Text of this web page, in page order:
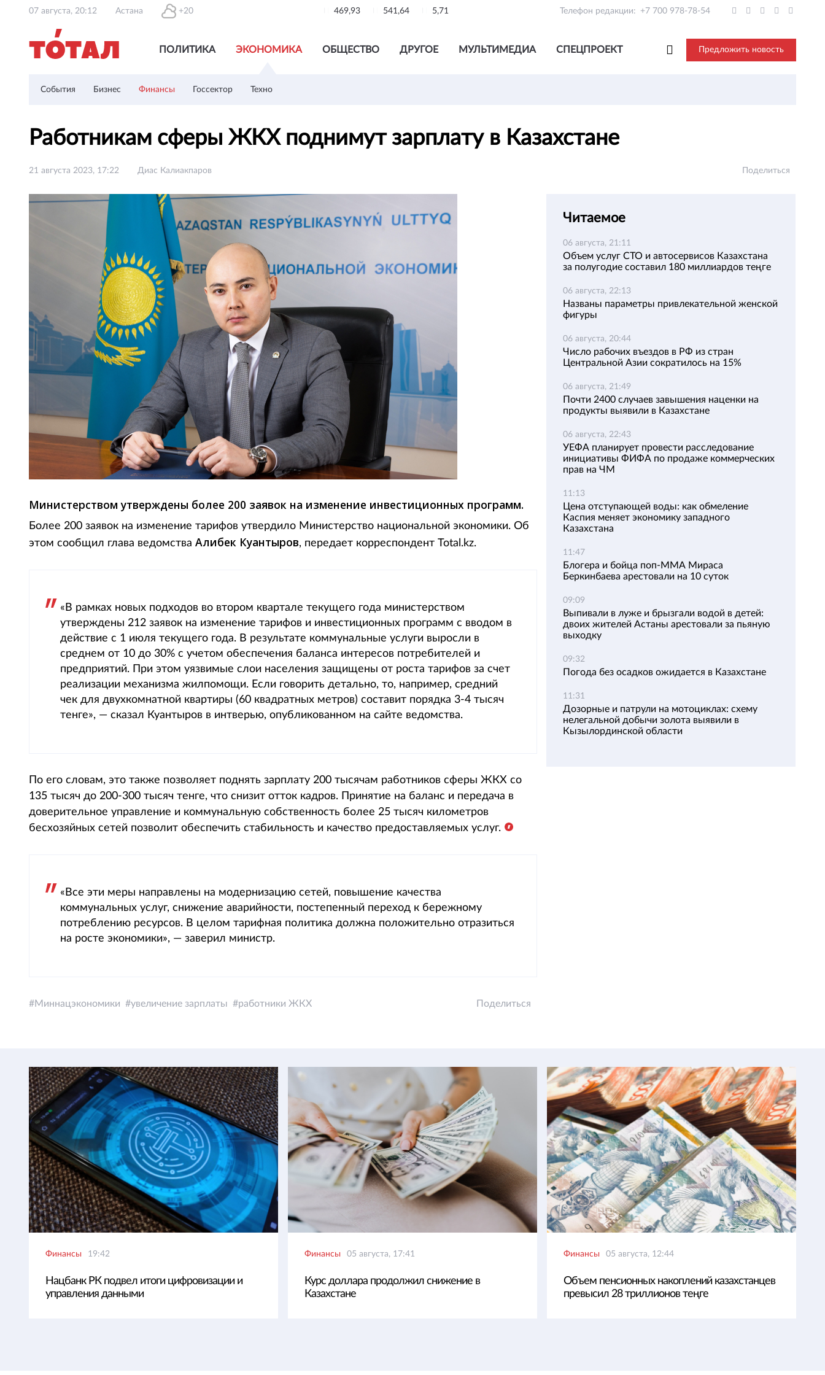
07 августа, 20:12 Астана +20 469,93 541,64 5,71 Телефон редакции: +7 700 978-78-54
ПОЛИТИКА ЭКОНОМИКА ОБЩЕСТВО ДРУГОЕ МУЛЬТИМЕДИА СПЕЦПРОЕКТ Предложить новость
События Бизнес Финансы Госсектор Техно
Работникам сферы ЖКХ поднимут зарплату в Казахстане
21 августа 2023, 17:22 Диас Калиакпаров Поделиться
Министерством утверждены более 200 заявок на изменение инвестиционных программ.
Более 200 заявок на изменение тарифов утвердило Министерство национальной экономики. Об
этом сообщил глава ведомства Алибек Куантыров, передает корреспондент Total.kz.
«В рамках новых подходов во втором квартале текущего года министерством
утверждены 212 заявок на изменение тарифов и инвестиционных программ с вводом в
действие с 1 июля текущего года. В результате коммунальные услуги выросли в
среднем от 10 до 30% с учетом обеспечения баланса интересов потребителей и
предприятий. При этом уязвимые слои населения защищены от роста тарифов за счет
реализации механизма жилпомощи. Если говорить детально, то, например, средний
чек для двухкомнатной квартиры (60 квадратных метров) составит порядка 3-4 тысяч
тенге», — сказал Куантыров в интверью, опубликованном на сайте ведомства.
По его словам, это также позволяет поднять зарплату 200 тысячам работников сферы ЖКХ со
135 тысяч до 200-300 тысяч тенге, что снизит отток кадров. Принятие на баланс и передача в
доверительное управление и коммунальную собственность более 25 тысяч километров
бесхозяйных сетей позволит обеспечить стабильность и качество предоставляемых услуг.
«Все эти меры направлены на модернизацию сетей, повышение качества
коммунальных услуг, снижение аварийности, постепенный переход к бережному
потреблению ресурсов. В целом тарифная политика должна положительно отразиться
на росте экономики», — заверил министр.
Миннацэкономики увеличение зарплаты работники ЖКХ Поделиться
Читаемое
06 августа, 21:11
Объем услуг СТО и автосервисов Казахстана
за полугодие составил 180 миллиардов теңге
06 августа, 22:13
Названы параметры привлекательной женской
фигуры
06 августа, 20:44
Число рабочих въездов в РФ из стран
Центральной Азии сократилось на 15%
06 августа, 21:49
Почти 2400 случаев завышения наценки на
продукты выявили в Казахстане
06 августа, 22:43
УЕФА планирует провести расследование
инициативы ФИФА по продаже коммерческих
прав на ЧМ
11:13
Цена отступающей воды: как обмеление
Каспия меняет экономику западного
Казахстана
11:47
Блогера и бойца поп-ММА Мираса
Беркинбаева арестовали на 10 суток
09:09
Выпивали в луже и брызгали водой в детей:
двоих жителей Астаны арестовали за пьяную
выходку
09:32
Погода без осадков ожидается в Казахстане
11:31
Дозорные и патрули на мотоциклах: схему
нелегальной добычи золота выявили в
Кызылординской области
Финансы 19:42
Нацбанк РК подвел итоги цифровизации и
управления данными
Финансы 05 августа, 17:41
Курс доллара продолжил снижение в
Казахстане
Финансы 05 августа, 12:44
Объем пенсионных накоплений казахстанцев
превысил 28 триллионов теңге